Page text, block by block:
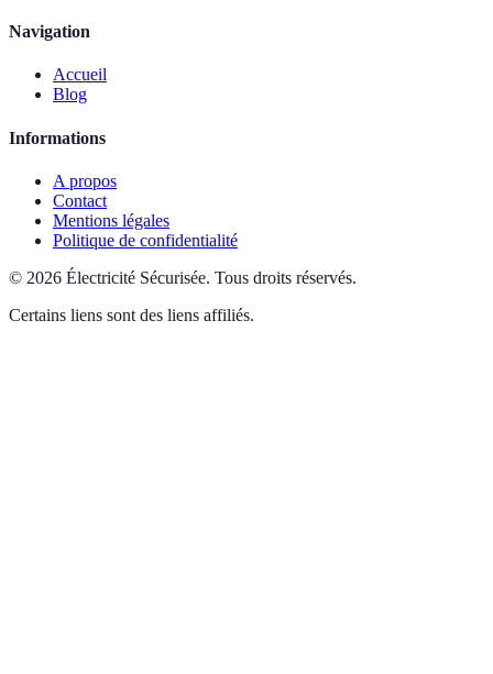
Navigation
Accueil
Blog
Informations
A propos
Contact
Mentions légales
Politique de confidentialité
© 2026 Électricité Sécurisée. Tous droits réservés.
Certains liens sont des liens affiliés.